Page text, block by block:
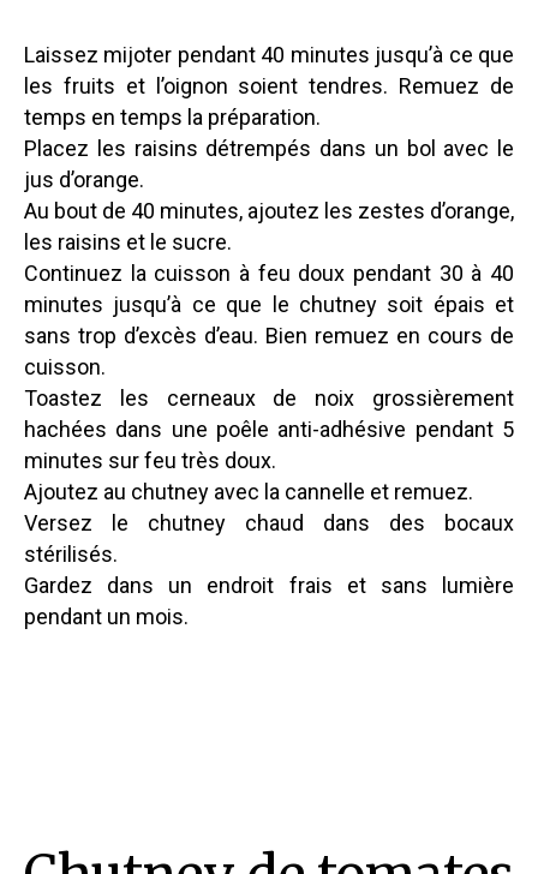
Laissez mijoter pendant 40 minutes jusqu’à ce que
les fruits et l’oignon soient tendres. Remuez de
temps en temps la préparation.
Placez les raisins détrempés dans un bol avec le
jus d’orange.
Au bout de 40 minutes, ajoutez les zestes d’orange,
les raisins et le sucre.
Continuez la cuisson à feu doux pendant 30 à 40
minutes jusqu’à ce que le chutney soit épais et
sans trop d’excès d’eau. Bien remuez en cours de
cuisson.
Toastez les cerneaux de noix grossièrement
hachées dans une poêle anti-adhésive pendant 5
minutes sur feu très doux.
Ajoutez au chutney avec la cannelle et remuez.
Versez le chutney chaud dans des bocaux
stérilisés.
Gardez dans un endroit frais et sans lumière
pendant un mois.